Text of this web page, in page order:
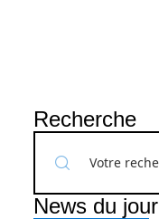
Recherche
News du jour